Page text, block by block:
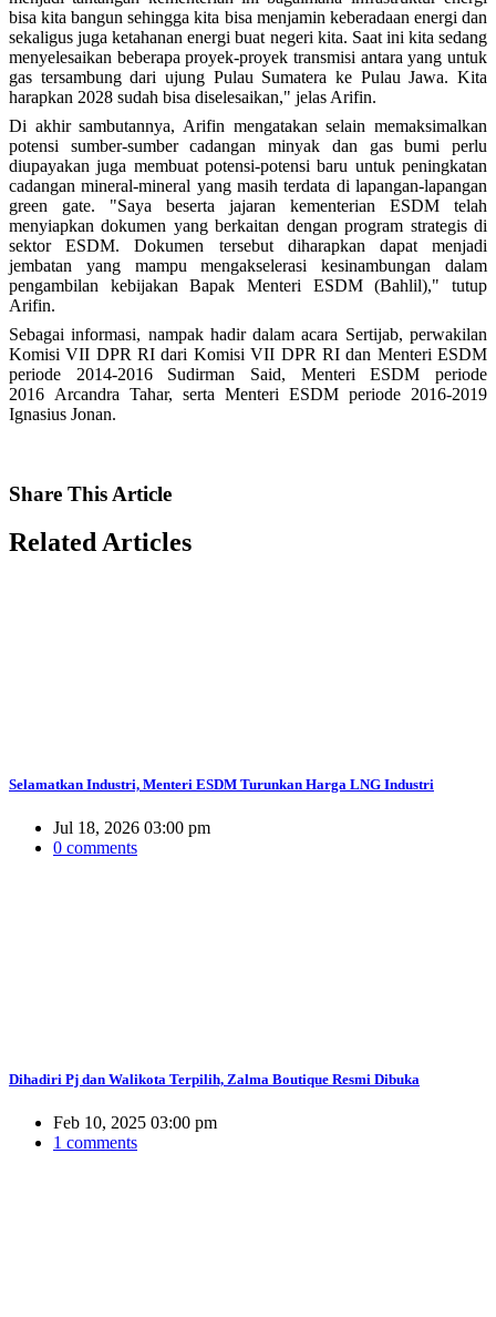
bisa kita bangun sehingga kita bisa menjamin keberadaan energi dan
sekaligus juga ketahanan energi buat negeri kita. Saat ini kita sedang
menyelesaikan beberapa proyek-proyek transmisi antara yang untuk
gas tersambung dari ujung Pulau Sumatera ke Pulau Jawa. Kita
harapkan 2028 sudah bisa diselesaikan," jelas Arifin.
Di akhir sambutannya, Arifin mengatakan selain memaksimalkan
potensi sumber-sumber cadangan minyak dan gas bumi perlu
diupayakan juga membuat potensi-potensi baru untuk peningkatan
cadangan mineral-mineral yang masih terdata di lapangan-lapangan
green gate. "Saya beserta jajaran kementerian ESDM telah
menyiapkan dokumen yang berkaitan dengan program strategis di
sektor ESDM. Dokumen tersebut diharapkan dapat menjadi
jembatan yang mampu mengakselerasi kesinambungan dalam
pengambilan kebijakan Bapak Menteri ESDM (Bahlil)," tutup
Arifin.
Sebagai informasi, nampak hadir dalam acara Sertijab, perwakilan
Komisi VII DPR RI dari Komisi VII DPR RI dan Menteri ESDM
periode 2014-2016 Sudirman Said, Menteri ESDM periode
2016 Arcandra Tahar, serta Menteri ESDM periode 2016-2019
Ignasius Jonan.
Share This Article
RelatedArticles
Selamatkan Industri, Menteri ESDM Turunkan Harga LNG Industri
Jul 18, 2026 03:00 pm
0 comments
Dihadiri Pj dan Walikota Terpilih, Zalma Boutique Resmi Dibuka
Feb 10, 2025 03:00 pm
1 comments